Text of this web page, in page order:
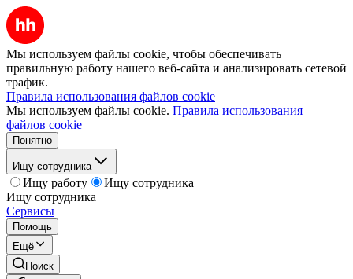
Мы используем файлы cookie, чтобы обеспечивать
правильную работу нашего веб-сайта и анализировать сетевой
трафик.
Правила использования файлов cookie
Мы используем файлы cookie. Правила использования
файлов cookie
Понятно
Ищу сотрудника
Ищу работу
Ищу сотрудника
Ищу сотрудника
Сервисы
Помощь
Ещё
Поиск